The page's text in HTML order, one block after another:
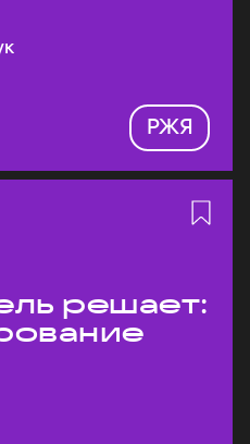
РЖЯ
решает: